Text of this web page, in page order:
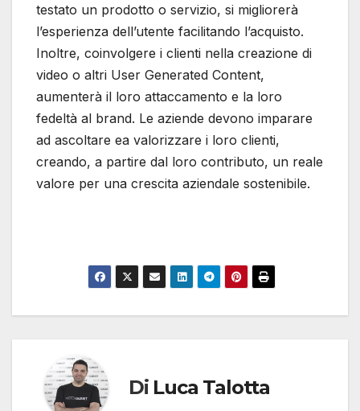
testato un prodotto o servizio, si migliorerà
l’esperienza dell’utente facilitando l’acquisto.
Inoltre, coinvolgere i clienti nella creazione di
video o altri User Generated Content,
aumenterà il loro attaccamento e la loro
fedeltà al brand. Le aziende devono imparare
ad ascoltare ea valorizzare i loro clienti,
creando, a partire dal loro contributo, un reale
valore per una crescita aziendale sostenibile.
Di Luca Talotta